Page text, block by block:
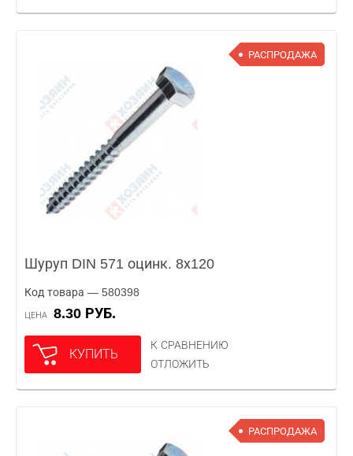
РАСПРОДАЖА
Шуруп DIN 571 оцинк. 8х120
Код товара — 580398
ЦЕНА 8.30 РУБ.
КУПИТЬ
К СРАВНЕНИЮ
ОТЛОЖИТЬ
РАСПРОДАЖА